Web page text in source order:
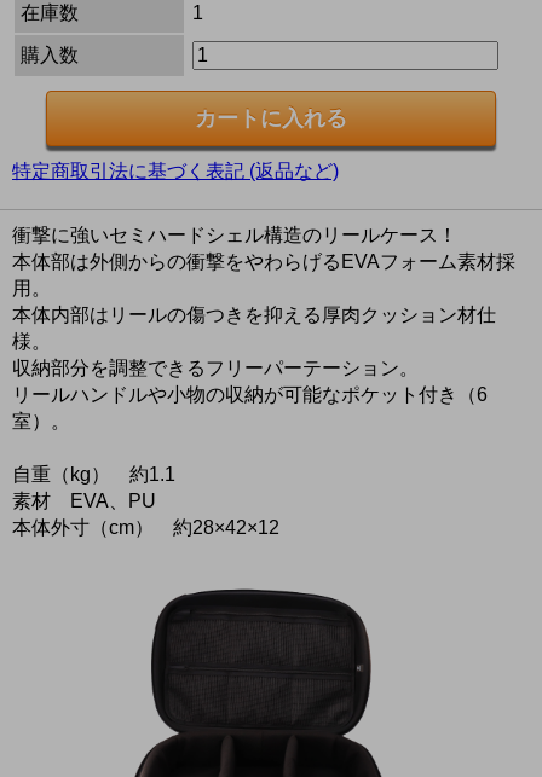
在庫数
1
購入数
特定商取引法に基づく表記 (返品など)
衝撃に強いセミハードシェル構造のリールケース！
本体部は外側からの衝撃をやわらげるEVAフォーム素材採
用。
本体内部はリールの傷つきを抑える厚肉クッション材仕
様。
収納部分を調整できるフリーパーテーション。
リールハンドルや小物の収納が可能なポケット付き（6
室）。
自重（kg） 約1.1
素材 EVA、PU
本体外寸（cm） 約28×42×12